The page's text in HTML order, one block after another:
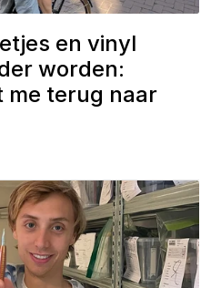
en vinyl
worden:
me terug naar